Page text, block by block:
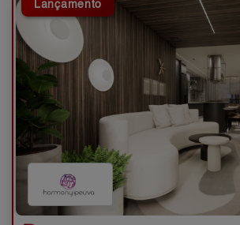
Lançamento